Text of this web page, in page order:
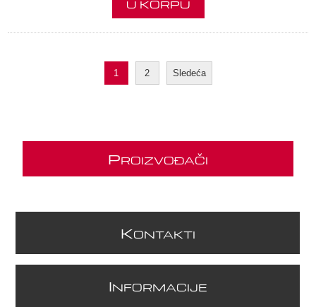
U KORPU
1 2 Sledeća
PROIZVOĐAČI
KONTAKTI
INFORMACIJE